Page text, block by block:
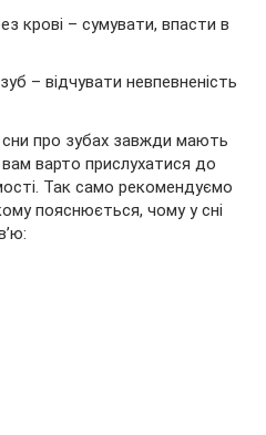
крові – сумувати, впасти в
– відчувати невпевненість
про зубах завжди мають
вам варто прислухатися до
Так само рекомендуємо
пояснюється, чому у сні